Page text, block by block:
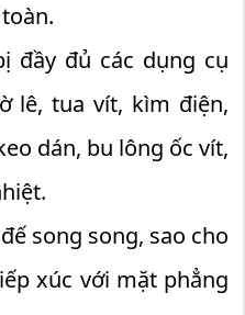
đầy đủ các dụng cụ
lê, tua vít, kìm điện,
dán, bu lông ốc vít,
song song, sao cho
xúc với mặt phẳng